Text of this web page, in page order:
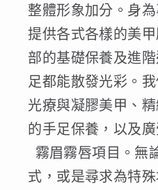
整體形象加分。身
提供各式各樣的美
部的基礎保養及進
足都能散發光彩。
光療與凝膠美甲、
的手足保養，以及
霧眉霧唇項目。無
式，或是尋求為特